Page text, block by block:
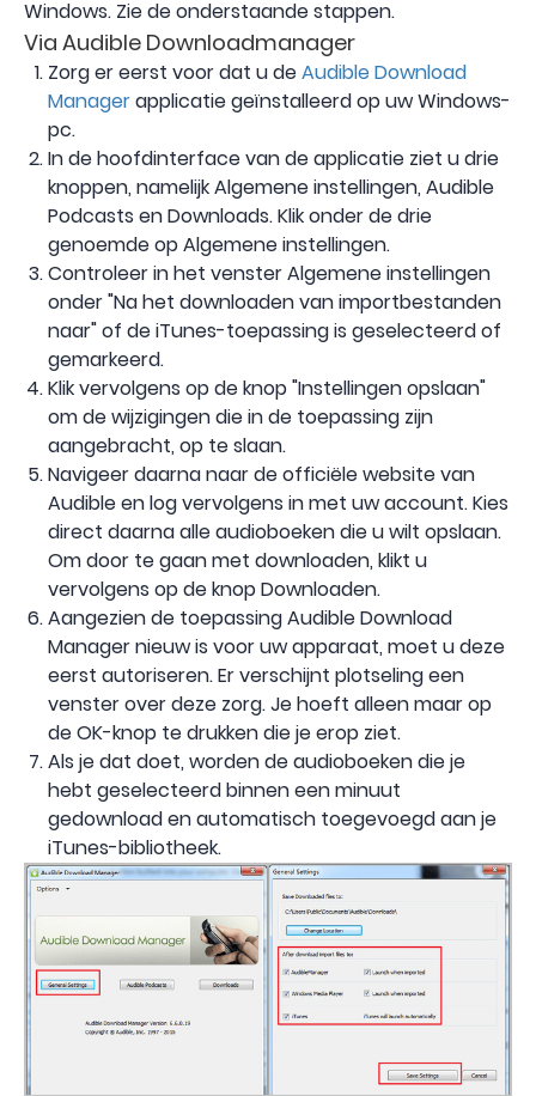
Windows. Zie de onderstaande stappen.
Via Audible Downloadmanager
Zorg er eerst voor dat u deAudible Download
Managerapplicatie geïnstalleerd op uw Windows-
pc.
In de hoofdinterface van de applicatie ziet u drie
knoppen, namelijk Algemene instellingen, Audible
Podcasts en Downloads. Klik onder de drie
genoemde op Algemene instellingen.
Controleer in het venster Algemene instellingen
onder "Na het downloaden van importbestanden
naar" of de iTunes-toepassing is geselecteerd of
gemarkeerd.
Klik vervolgens op de knop "Instellingen opslaan"
om de wijzigingen die in de toepassing zijn
aangebracht, op te slaan.
Navigeer daarna naar de officiële website van
Audible en log vervolgens in met uw account. Kies
direct daarna alle audioboeken die u wilt opslaan.
Om door te gaan met downloaden, klikt u
vervolgens op de knop Downloaden.
Aangezien de toepassing Audible Download
Manager nieuw is voor uw apparaat, moet u deze
eerst autoriseren. Er verschijnt plotseling een
venster over deze zorg. Je hoeft alleen maar op
de OK-knop te drukken die je erop ziet.
Als je dat doet, worden de audioboeken die je
hebt geselecteerd binnen een minuut
gedownload en automatisch toegevoegd aan je
iTunes-bibliotheek.